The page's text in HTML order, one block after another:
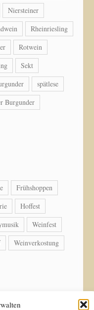
Niersteiner
Rheinriesling
Rotwein
Sekt
spätlese
Burgunder
Frühshoppen
Hoffest
Weinfest
Weinverkostung